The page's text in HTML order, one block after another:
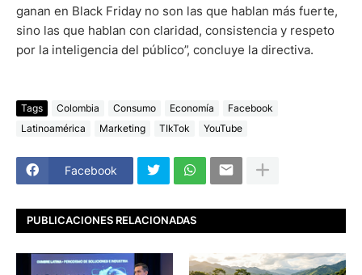
ganan en Black Friday no son las que hablan más fuerte,
sino las que hablan con claridad, consistencia y respeto
por la inteligencia del público”, concluye la directiva.
Tags Colombia Consumo Economía
Facebook
Latinoamérica
Marketing TIkTok YouTube
Facebook
PUBLICACIONES RELACIONADAS